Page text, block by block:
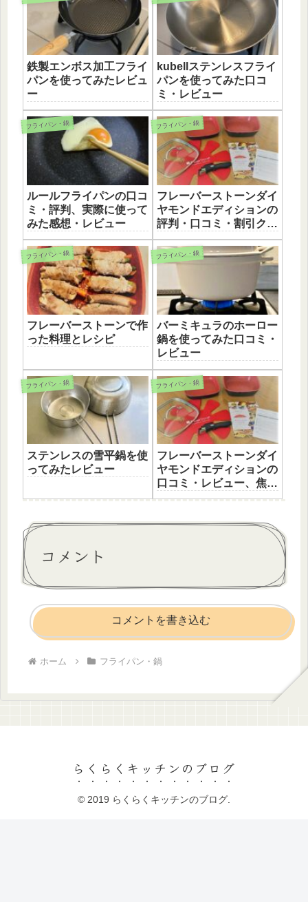
鉄製エンボス加工フライ
パンを使ってみたレビュ
ー
kubellステンレスフライ
パンを使ってみた口コ
ミ・レビュー
フライパン・鍋
ルールフライパンの口コ
ミ・評判、実際に使って
みた感想・レビュー
フライパン・鍋
フレーバーストーンダイ
ヤモンドエディションの
評判・口コミ・割引クー
ポンも紹介。
フライパン・鍋
フレーバーストーンで作
った料理とレシピ
フライパン・鍋
バーミキュラのホーロー
鍋を使ってみた口コミ・
レビュー
フライパン・鍋
ステンレスの雪平鍋を使
ってみたレビュー
フライパン・鍋
フレーバーストーンダイ
ヤモンドエディションの
口コミ・レビュー、焦げ
つかないは嘘か本当か？
コメント
コメントを書き込む
ホーム フライパン・鍋
らくらくキッチンのブログ
© 2019 らくらくキッチンのブログ.